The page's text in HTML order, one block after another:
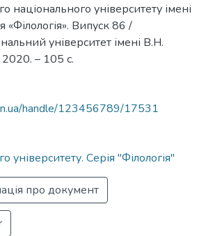
національного університету імені
«Філологія». Випуск 86 /
університет імені В.Н.
2020. – 105 с.
handle/123456789/17531
університету. Серія "Філологія"
про документ